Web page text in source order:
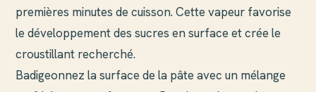
premières minutes de cuisson. Cette vapeur favorise
le développement des sucres en surface et crée le
croustillant recherché.
Badigeonnez la surface de la pâte avec un mélange